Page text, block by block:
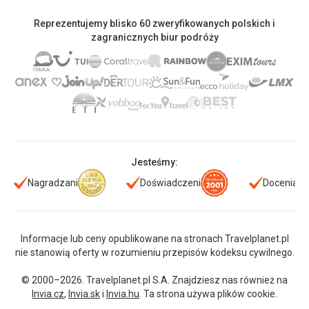
Reprezentujemy blisko 60 zweryfikowanych polskich i
zagranicznych biur podróży
Jesteśmy:
Nagradzani
Doświadczeni Doceniani
Informacje lub ceny opublikowane na stronach Travelplanet.pl
nie stanowią oferty w rozumieniu przepisów kodeksu cywilnego.
© 2000–2026. Travelplanet.pl S.A. Znajdziesz nas również na
Invia.cz, Invia.ski Invia.hu . Ta strona używa plików cookie.